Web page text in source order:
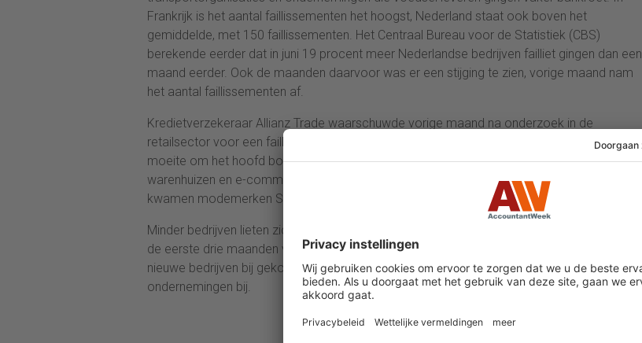
Frankrijk is het aantal faillissementen het hoogst, Nederland staat ook boven het
gemiddelde, met 150 faillissementen. Het Centraal Bureau voor de Statistiek (CBS)
berekende eerder dat in juni 19 procent meer Nederlandse bedrijven failliet gingen dan een
maand eerder. Ook de maanden daarvoor was er een stijging te zien, vorige maand nam
het aantal faillissementen af.
Kredietverzekeraar Allianz Trade waarschuwde vorige maand na onderzoek in de
retailsector voor een faillissementsgolf in Europa. Europese retailers hebben steeds meer
moeite om het hoofd boven water te houden door de stijgende kosten. Modeketens,
warenhuizen en e-commercespecialisten lopen volgens Allianz het grootste risico. Zo
kwamen modemerken Scotch & Soda en de Score Groep dit jaar in de problemen.
Minder bedrijven lieten zich volgens Eurostat registreren in april, mei en juni vergeleken met
de eerste drie maanden van het jaar. In het tweede kwartaal waren er 0,6 procent minder
nieuwe bedrijven bij gekomen. In januari, februari en maart kwamen er juist meer nieuwe
ondernemingen bij.